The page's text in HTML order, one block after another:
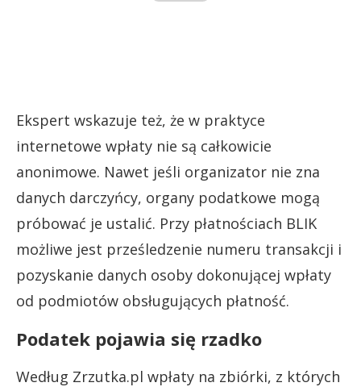
Ekspert wskazuje też, że w praktyce
internetowe wpłaty nie są całkowicie
anonimowe. Nawet jeśli organizator nie zna
danych darczyńcy, organy podatkowe mogą
próbować je ustalić. Przy płatnościach BLIK
możliwe jest prześledzenie numeru transakcji i
pozyskanie danych osoby dokonującej wpłaty
od podmiotów obsługujących płatność.
Podatek pojawia się rzadko
Według Zrzutka.pl wpłaty na zbiórki, z których